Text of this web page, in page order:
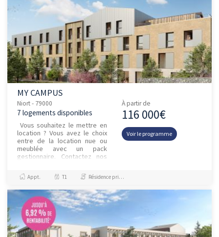
MY CAMPUS
Niort - 79000
7 logements disponibles
Vous souhaitez le mettre en
location ? Vous avez le choix
entre de la location nue ou
meublée avec un pack
gestionnaire. Contactez nos
simulation.Investissez &agr...
À partir de
116 000€
Voir le programme
Appt. T1 Résidence principale / PTZ